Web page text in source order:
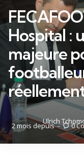
Hospital :
majeure
Posté
par
Ulrich
2 mois depuis 0